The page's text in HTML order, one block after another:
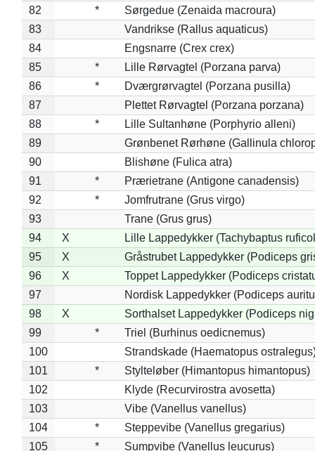
82
*
Sørgedue (Zenaida macroura)
83
Vandrikse (Rallus aquaticus)
84
Engsnarre (Crex crex)
85
*
Lille Rørvagtel (Porzana parva)
86
*
Dværgrørvagtel (Porzana pusilla)
87
Plettet Rørvagtel (Porzana porzana)
88
*
Lille Sultanhøne (Porphyrio alleni)
89
Grønbenet Rørhøne (Gallinula
90
Blishøne (Fulica atra)
91
*
Prærietrane (Antigone canadensis)
92
*
Jomfrutrane (Grus virgo)
93
Trane (Grus grus)
94
X
Lille Lappedykker (Tachybaptus
95
X
Gråstrubet Lappedykker (Podiceps
96
X
Toppet Lappedykker (Podiceps
97
Nordisk Lappedykker (Podiceps
98
X
Sorthalset Lappedykker (Podiceps
99
*
Triel (Burhinus oedicnemus)
100
Strandskade (Haematopus
101
*
Stylteløber (Himantopus himantopus)
102
Klyde (Recurvirostra avosetta)
103
Vibe (Vanellus vanellus)
104
*
Steppevibe (Vanellus gregarius)
105
* Sumpvibe (Vanellus leucurus)